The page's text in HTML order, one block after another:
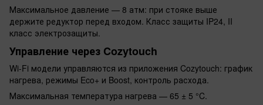
Максимальное давление — 8 атм: при стояке выше
держите редуктор перед входом. Класс защиты IP24, II
класс электрозащиты.
Управление через Cozytouch
Wi-Fi модели управляются из приложения Cozytouch: график
нагрева, режимы Eco+ и Boost, контроль расхода.
Максимальная температура нагрева — 65 ± 5 °C.